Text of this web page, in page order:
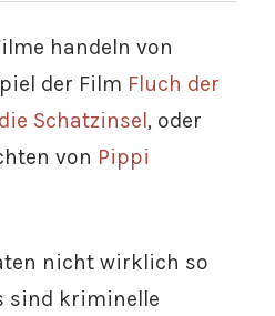
handeln von
der Film Fluch der
die Schatzinsel, oder
von Pippi
nicht wirklich so
sind kriminelle